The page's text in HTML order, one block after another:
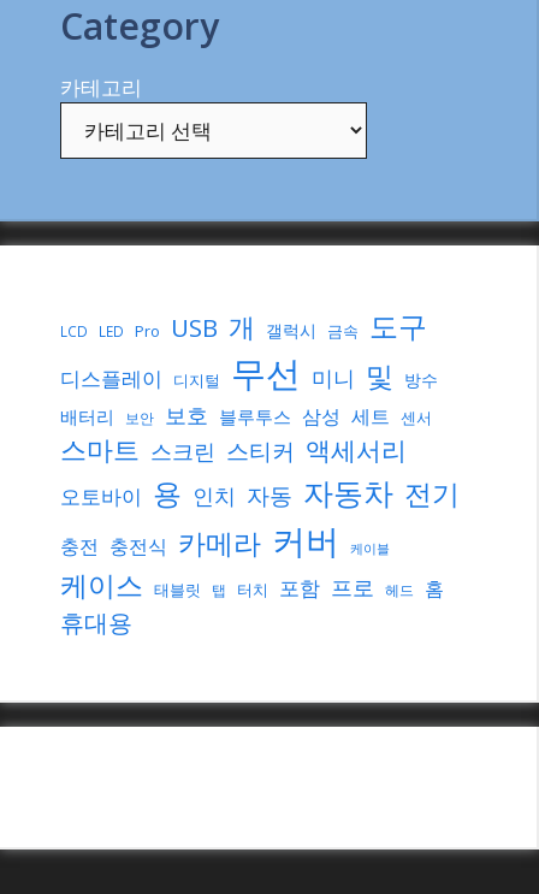
Category
카테고리
LCD LED Pro USB 개 갤럭시 금속 도구
디스플레이 디지털 무선 미니 및 방수
배터리 보안 보호 블루투스 삼성 세트 센서
스마트 스크린 스티커 액세서리
오토바이 용 인치 자동 자동차 전기
충전 충전식 카메라 커버 케이블
케이스 태블릿 탭 터치 포함 프로 헤드 홈
휴대용